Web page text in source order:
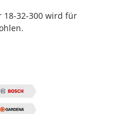
18-32-300 wird für